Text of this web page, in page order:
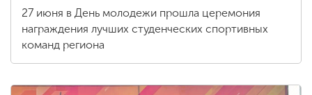
27 июня в День молодежи прошла церемония
награждения лучших студенческих спортивных
команд региона